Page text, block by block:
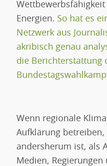
Energien. So hat es
Netzwerk aus
akribisch genau
die Berichterstattung
Wenn regionale
Aufklärung betreiben,
andersherum ist, als
Medien,